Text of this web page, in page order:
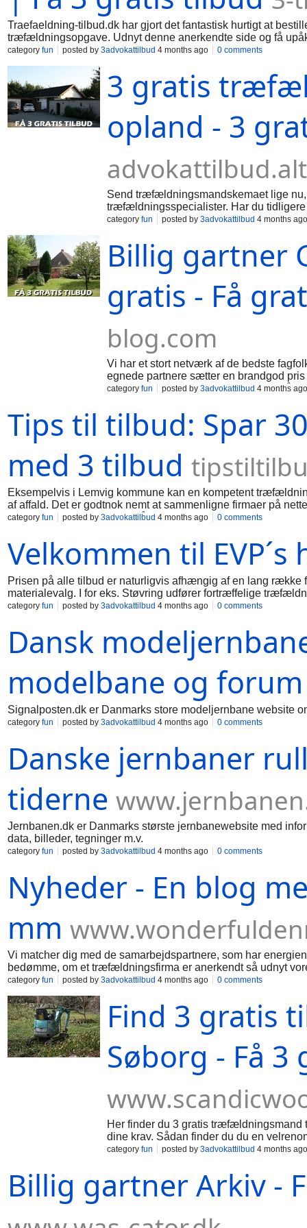
Traefaeldning-tilbud.dk har gjort det fantastisk hurtigt at
træfældningsopgave. Udnyt denne anerkendte side og få
1/3 af standardprisen. Vi koncentrerer os til stadighed om,
findes flere forskellige årsager til, at man bør fælde et træ
udviklingsprojekter, kan fældning af træer være nødvendigt.
træfældningsmandfirmaer og vi kan hjælpe dig med din
brandgode portal overalt i landet og få solid kvalitet hele
category fun posted by 3advokattilbud 4 months ago 0 comments
3 gratis
opland - 3
Send træfældningsmandskemaet lige
træfældningsspecialister. Har du
hvorfor dette koncept er eminent. Vi
tilknyttede træfældningsfirmaer med
løsninger på din opgave og dermed får
kompetence, så hold dig fra uduelige
hænger sammen. På prisportalen
forventede pris. Tryk på den grønne
category fun posted by 3advokattilbud 4 months ago
Billig gartner
gratis - Få
blog.com
Vi har et stort netværk af de bedste
egnede partnere sætter en brandgod
Fortæl om din træfældningsopgave på
godkendte træfældningsspecialister, og
hele Danmark udføres, hvor fikse
håndværkere tilsendes dine
foretrækker. Traefaeldning-tilbud.dk er
category fun posted by 3advokattilbud 4 months ago
Tips til tilbud: Spar
med 3 tilbud
Eksempelvis i Lemvig kommune kan en kompetent
af affald. Det er godtnok nemt at sammenligne firmaer på
træfældningsprojekter hele året: Lad en træfældningsmand
og uden forpligtelser to-tre favorable pristilbud i
tilbud på opgaven, og vi dækker overalt i landet - Det er
eksempelvis Lemvig i dag, det eneste du skal, er at
løsningen af alle typer af træfældning opgaver. Her på vores
category fun posted by 3advokattilbud 4 months ago 0 comments
Velkommen til
Prisen på alle tilbud er naturligvis afhængig af en lang række
materialevalg. I for eks. Støvring udfører fortræffelige
bonus. Vi matcher træfældningsopgaven med firmaerne, der
category fun posted by 3advokattilbud 4 months ago 0 comments
Dansk
modelbane og forum
Signalposten.dk er Danmarks store modeljernbane website
category fun posted by 3advokattilbud 4 months ago 0 comments
Danske jernbaner
tiderne
Jernbanen.dk er Danmarks største jernbanewebsite med
data, billeder, tegninger m.v.
category fun posted by 3advokattilbud 4 months ago 0 comments
Nyheder - En blog
mm
Vi matcher dig med de samarbejdspartnere, som har
bedømme, om et træfældningsfirma er anerkendt så udnyt
hurtigt for alle parter, og alle vore tilknyttede
herunder tilladelser og begrænsninger for visse træer eller
bortskaffelse: Professionelle træfældere kan bortskaffe træet
på en losseplads eller omdanne det til muld eller kompost.
minimere risikoen for rodskader på omkringliggende planter
category fun posted by 3advokattilbud 4 months ago 0 comments
Find 3 gratis
Søborg - Få
Her finder du 3 gratis træfældningsmand
dine krav. Sådan finder du du en
økonomisk fordel. Vi indhenter
tilbyder dig flere gennemførte
til at fjerne æbletræer. Gør du brug af
det nogle gange 23-49 % i fornuftig
bl.a. 3450 Allerød kan kreative fagfolk
category fun posted by 3advokattilbud 4 months ago
Billig gartner Arkiv -